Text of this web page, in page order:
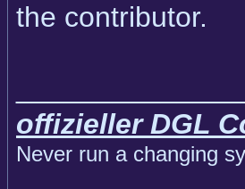
the contributor.
offizieller DGL
Never run a changing